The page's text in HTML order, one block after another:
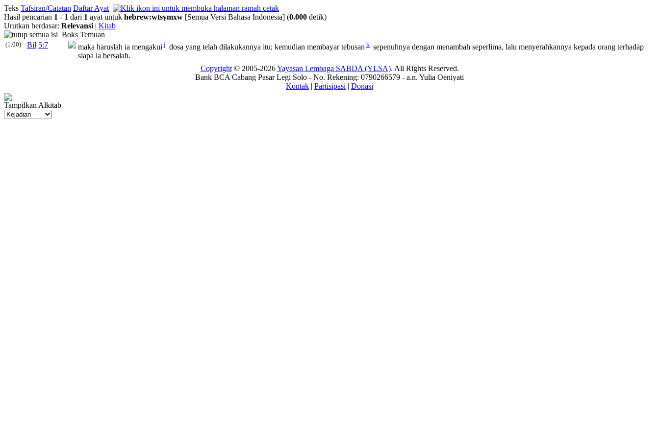
Teks Tafsiran/Catatan Daftar Ayat
Hasil pencarian 1 - 1 dari 1 ayat untuk hebrew:wtsymxw [Semua Versi Bahasa Indonesia] (0.000 detik)
Urutkan berdasar: Relevansi | Kitab
Boks Temuan
(1.00) Bil 5:7 maka haruslah ia mengakui j dosa yang telah dilakukannya itu; kemudian membayar tebusan k sepenuhnya dengan menambah seperlima, lalu menyerahkannya kepada orang terhadap
siapa ia bersalah.
Copyright© 2005-2026Yayasan Lembaga SABDA (YLSA). All Rights Reserved.
Bank BCA Cabang Pasar Legi Solo - No. Rekening: 0790266579 - a.n. Yulia Oeniyati
Kontak | Partisipasi | Donasi
Tampilkan Alkitab